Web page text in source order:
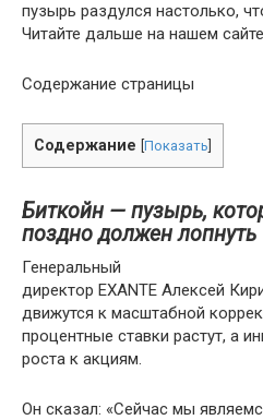
пузырь раздулся настолько,
Читайте дальше на нашем
Содержание страницы
Содержание Показать
Биткойн — пузырь,
поздно должен лопнуть
Генеральный
директор EXANTE Алексей
движутся к масштабной
процентные ставки растут, а
роста к акциям.
Он сказал: «Сейчас мы